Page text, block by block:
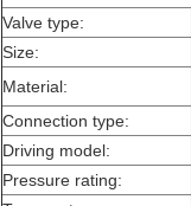
Valve type:
Size:
Material:
Connection type:
Driving model:
Pressure rating: